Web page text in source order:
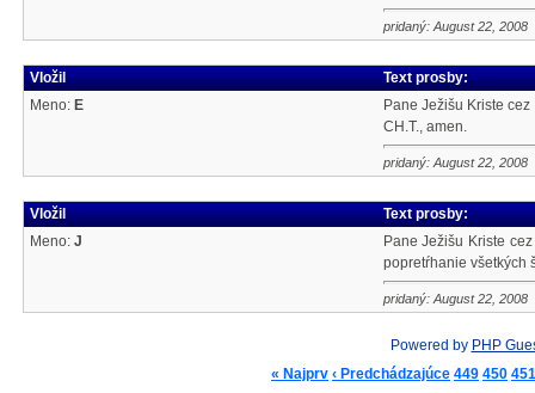
pridaný: August 22, 2008
Vložil
Meno: E
Text prosby:
Pane Ježišu Kriste
CH.T., amen.
pridaný: August 22, 2008
Vložil
Meno: J
Text prosby:
Pane Ježišu Kriste
popretŕhanie všetkých
pridaný: August 22, 2008
Powered by PHP
« Najprv ‹ Predchádzajúce 449 450 451